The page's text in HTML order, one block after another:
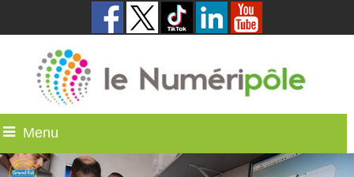
Menu